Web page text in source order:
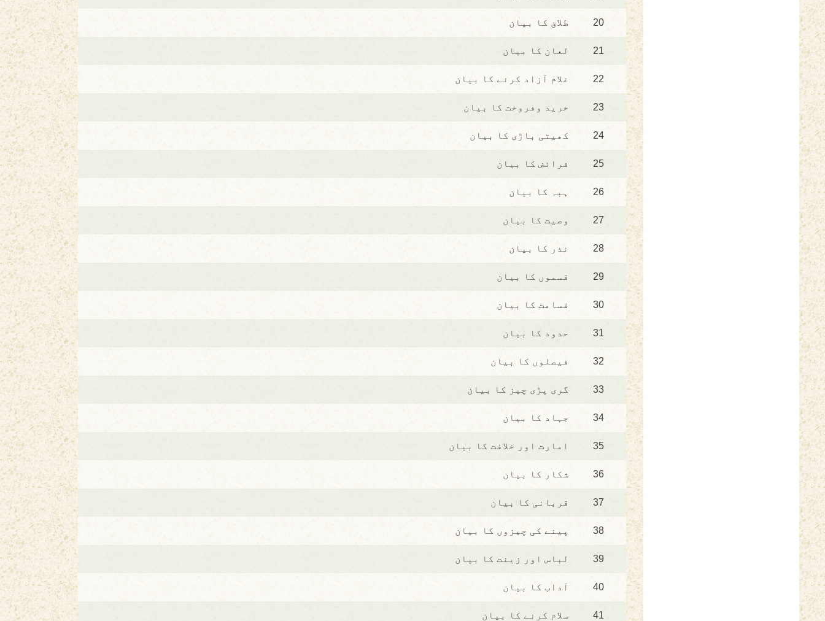
20 طلاق کا بیان
21 لعان کا بیان
22 غلام آزاد کرنے کا بیان
23 خرید وفروخت کا بیان
24 کھیتی باڑی کا بیان
25 فرائض کا بیان
26 ہبہ کا بیان
27 وصیت کا بیان
28 نذر کا بیان
29 قسموں کا بیان
30 قسامت کا بیان
31 حدود کا بیان
32 فیصلوں کا بیان
33 گری پڑی چیز کا بیان
34 جہاد کا بیان
35 امارت اور خلافت کا بیان
36 شکار کا بیان
37 قربانی کا بیان
38 پینے کی چیزوں کا بیان
39 لباس اور زینت کا بیان
40 آداب کا بیان
41 سلام کرنے کا بیان